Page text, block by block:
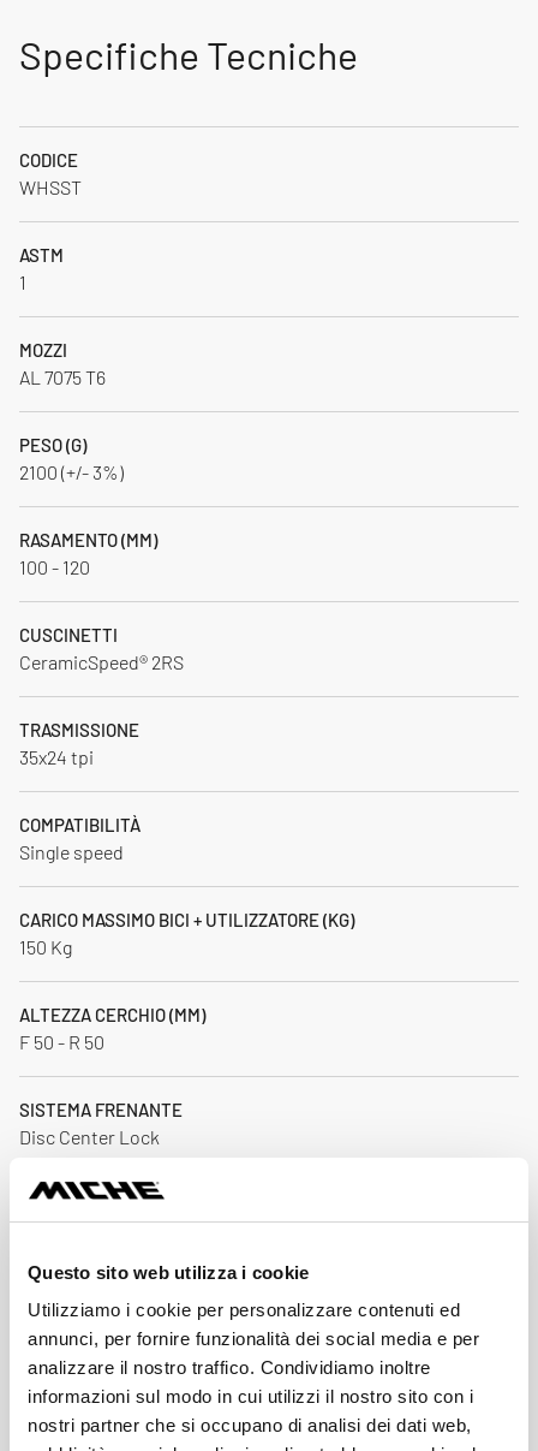
Questo sito web utilizza i cookie
Utilizziamo i cookie per personalizzare contenuti ed
annunci, per fornire funzionalità dei social media e per
analizzare il nostro traffico. Condividiamo inoltre
informazioni sul modo in cui utilizzi il nostro sito con i
nostri partner che si occupano di analisi dei dati web,
Specifiche Tecniche
CODICE
WHSST
ASTM
1
MOZZI
AL 7075 T6
PESO (G)
2100 (+/- 3%)
RASAMENTO (MM)
100 - 120
CUSCINETTI
CeramicSpeed® 2RS
TRASMISSIONE
35x24 tpi
COMPATIBILITÀ
Single speed
CARICO MASSIMO BICI + UTILIZZATORE (KG)
150 Kg
ALTEZZA CERCHIO (MM)
F 50 - R 50
SISTEMA FRENANTE
Disc Center Lock
ACCESSORI INCLUSI
conversione M6 per ruota anteriore / Kit conversione TX 12
per ruota anteriore / Prolunghe valvole
MATERIALE CERCHIO
Fibra di carbonio 3K